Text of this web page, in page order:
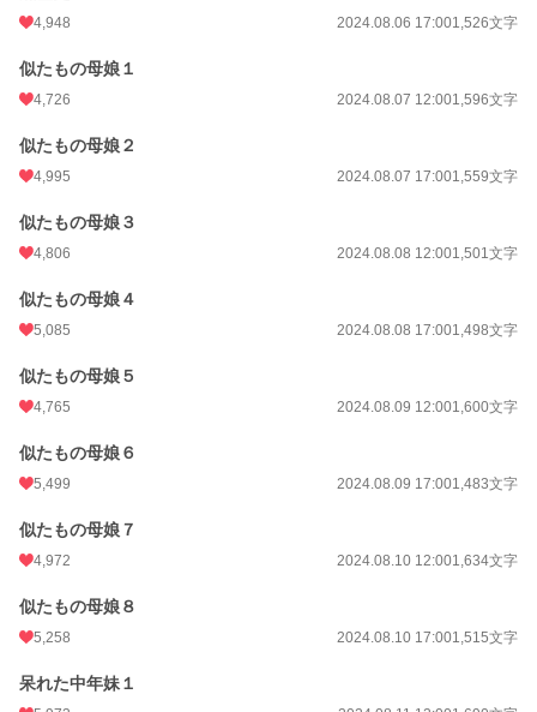
4,948 2024.08.06 17:001,526文字
似たもの母娘１
4,726 2024.08.07 12:001,596文字
似たもの母娘２
4,995 2024.08.07 17:001,559文字
似たもの母娘３
4,806 2024.08.08 12:001,501文字
似たもの母娘４
5,085 2024.08.08 17:001,498文字
似たもの母娘５
4,765 2024.08.09 12:001,600文字
似たもの母娘６
5,499 2024.08.09 17:001,483文字
似たもの母娘７
4,972 2024.08.10 12:001,634文字
似たもの母娘８
5,258 2024.08.10 17:001,515文字
呆れた中年妹１